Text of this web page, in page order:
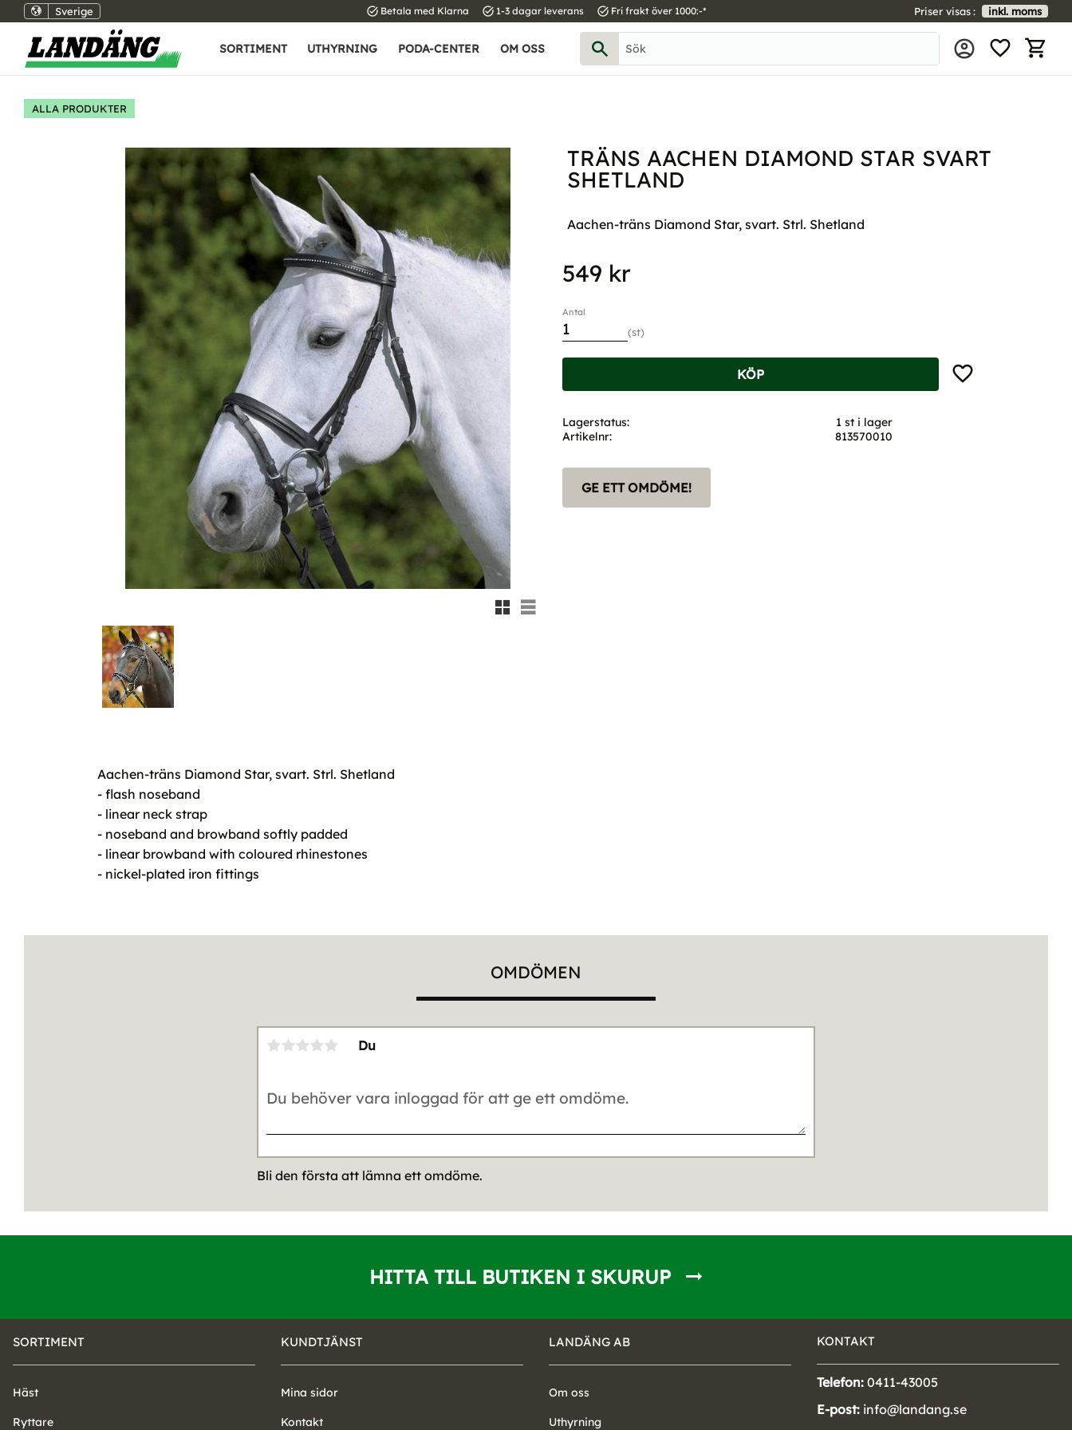
Sverige task_alt Betala med Klarna task_alt 1-3 dagar leverans task_alt Fri frakt över 1000:-* Priser visas inkl. moms
SORTIMENT UTHYRNING PODA-CENTER OM OSS
ALLA PRODUKTER
TRÄNS AACHEN DIAMOND STAR SVART
SHETLAND
Aachen-träns Diamond Star, svart. Strl. Shetland
Rutnätsvy
Listvy
549 kr
Antal
st
KÖP Lägg till i favoriter
Lagerstatus
1 st i lager
Artikelnr
813570010
GE ETT OMDÖME!
Aachen-träns Diamond Star, svart. Strl. Shetland
- flash noseband
- linear neck strap
- noseband and browband softly padded
- linear browband with coloured rhinestones
- nickel-plated iron fittings
OMDÖMEN
Du
Bli den första att lämna ett omdöme.
HITTA TILL BUTIKEN I SKURUP
SORTIMENT
Häst
Ryttare
KUNDTJÄNST
Mina sidor
Kontakt
LANDÄNG AB
Om oss
Uthyrning
KONTAKT
Telefon: 0411-43005
E-post: info@landang.se